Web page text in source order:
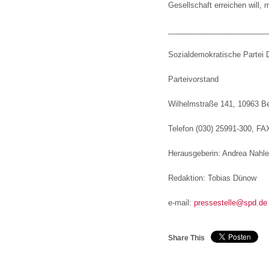
Gesellschaft erreichen will,
Sozialdemokratische Partei
Parteivorstand
Wilhelmstraße 141, 10963
Telefon (030) 25991-300,
Herausgeberin: Andrea
Redaktion: Tobias Dünow
e-mail: pressestelle@spd.de
Share This